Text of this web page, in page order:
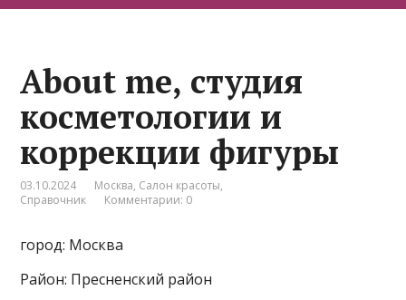
About me, студия
косметологии и
коррекции фигуры
03.10.2024 Москва, Салон красоты,
Справочник
Комментарии: 0
город: Москва
Район: Пресненский район